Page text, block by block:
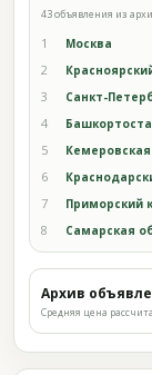
43 объявления из
1 Москва
2
3 Санкт-
4
5 Кемеровская
6
7 Приморский
8 Самарская
Архив
Средняя цена